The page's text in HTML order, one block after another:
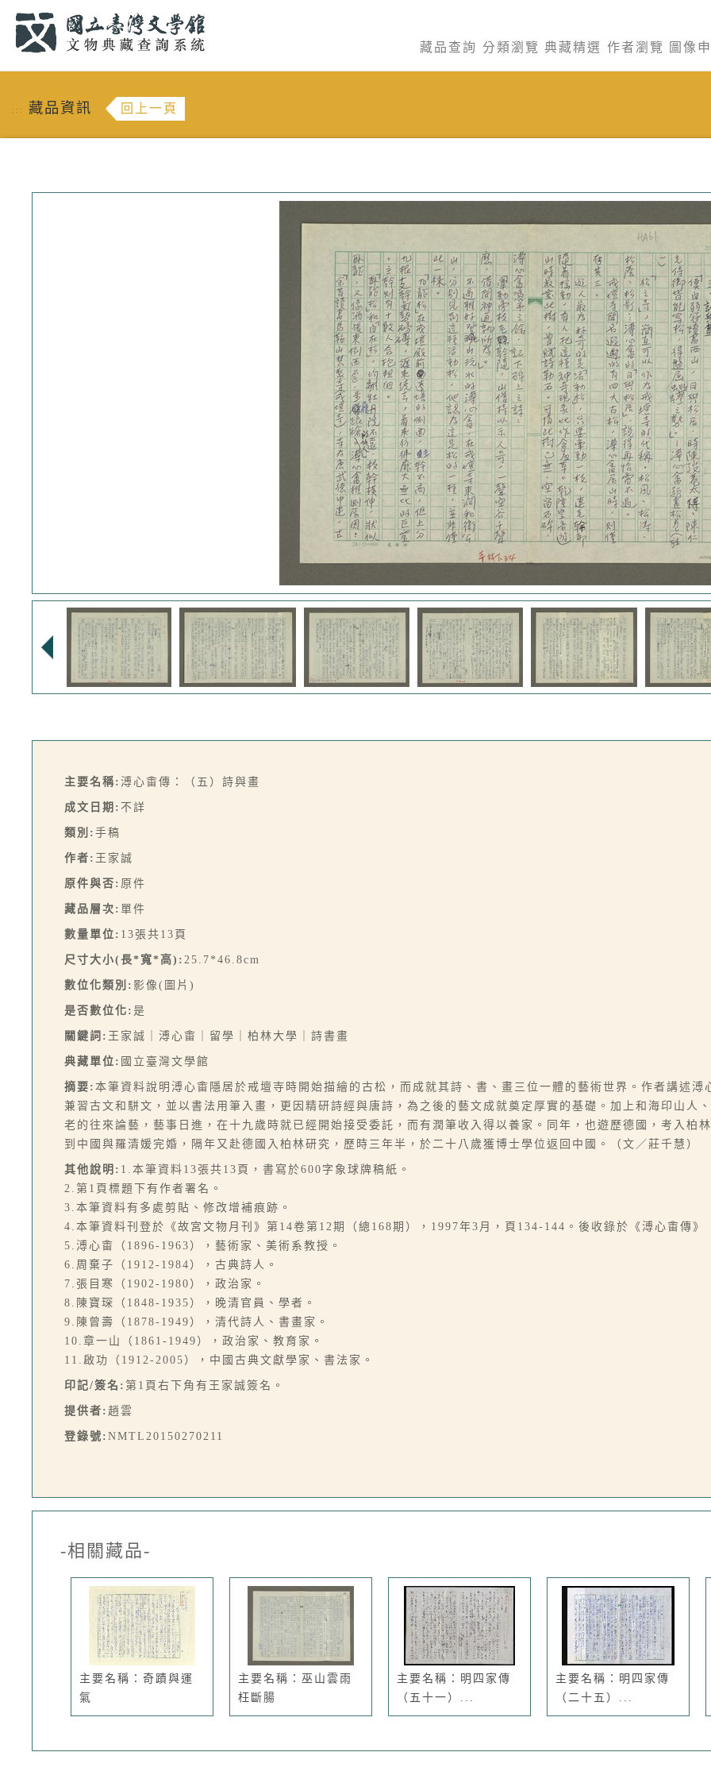
藏品查詢 分類瀏覽 典藏精選 作者瀏覽 圖像
::: 藏品資訊 回上一頁
主要名稱: 溥心畬傳：（五）詩與畫
成文日期: 不詳
類別: 手稿
作者: 王家誠
原件與否: 原件
藏品層次: 單件
數量單位: 13張共13頁
尺寸大小(長*寬*高): 25.7*46.8cm
數位化類別: 影像(圖片)
是否數位化: 是
關鍵詞: 王家誠｜溥心畬｜留學｜柏林大學｜詩書畫
典藏單位: 國立臺灣文學館
摘要: 本筆資料說明溥心畬隱居於戒壇寺時開始描繪的古松，而成就其詩、書、畫三位一體的藝術世界。作者講述
兼習古文和駢文，並以書法用筆入畫，更因精研詩經與唐詩，為之後的藝文成就奠定厚實的基礎。加上和海印山人
老的往來論藝，藝事日進，在十九歲時就已經開始接受委託，而有潤筆收入得以養家。同年，也遊歷德國，考入柏
到中國與羅清媛完婚，隔年又赴德國入柏林研究，歷時三年半，於二十八歲獲博士學位返回中國。（文／莊千慧）
其他說明: 1.本筆資料13張共13頁，書寫於600字象球牌稿紙。
2.第1頁標題下有作者署名。
3.本筆資料有多處剪貼、修改增補痕跡。
4.本筆資料刊登於《故宮文物月刊》第14卷第12期（總168期），1997年3月，頁134-144。後收錄於《溥心畬傳
5.溥心畬（1896-1963），藝術家、美術系教授。
6.周棄子（1912-1984），古典詩人。
7.張目寒（1902-1980），政治家。
8.陳寶琛（1848-1935），晚清官員、學者。
9.陳曾壽（1878-1949），清代詩人、書畫家。
10.章一山（1861-1949），政治家、教育家。
11.啟功（1912-2005），中國古典文獻學家、書法家。
印記/簽名: 第1頁右下角有王家誠簽名。
提供者: 趙雲
登錄號: NMTL20150270211
-相關藏品-
主要名稱：奇蹟與運
氣
主要名稱：巫山雲雨
枉斷腸
主要名稱：明四家傳
（五十一）...
主要名稱：明四家傳
（二十五）...